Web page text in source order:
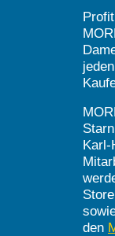
Karl-
den